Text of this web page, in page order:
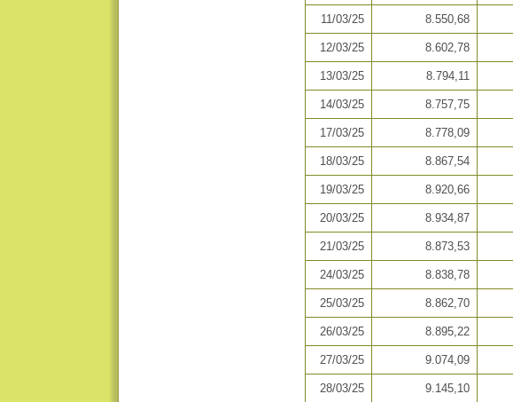
11/03/25 8.550,68
12/03/25 8.602,78
13/03/25 8.794,11
14/03/25 8.757,75
17/03/25 8.778,09
18/03/25 8.867,54
19/03/25 8.920,66
20/03/25 8.934,87
21/03/25 8.873,53
24/03/25 8.838,78
25/03/25 8.862,70
26/03/25 8.895,22
27/03/25 9.074,09
28/03/25 9.145,10